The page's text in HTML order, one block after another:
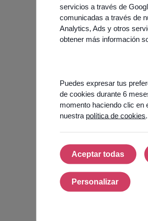
servicios a través de
comunicadas a través de
Analytics, Ads y otros
obtener más información
Puedes expresar tus
de cookies durante 6
momento haciendo clic en
nuestra política de cookies
Aceptar todas
Aceptar
Personalizar
Personalizar
your chatbot
correctly.
Our chatbot
have access
A pre-
A pre-trained
solution and
therefore